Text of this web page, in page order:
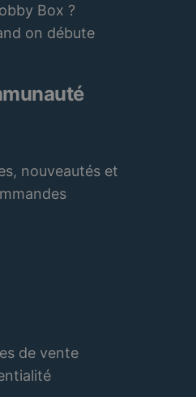
Box ?
on débute
nouveautés et
de vente